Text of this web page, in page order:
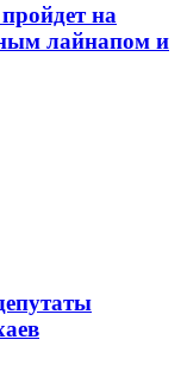
на
лайнапом и